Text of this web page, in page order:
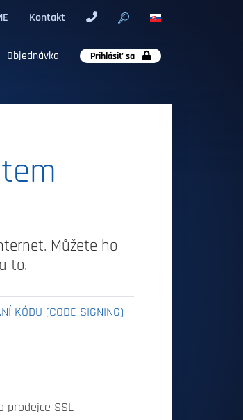
Kontakt
Objednávka Prihlásiť sa
Můžete ho
to.
KÓDU (CODE SIGNING)
prodejce SSL